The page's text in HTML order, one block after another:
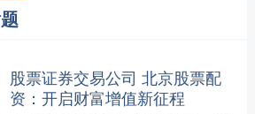
股票证券交易公司 北京股票配
资：开启财富增值新征程